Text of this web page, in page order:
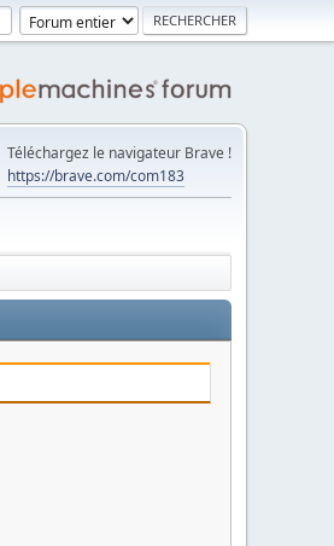
Téléchargez le navigateur Brave !
https://brave.com/com183